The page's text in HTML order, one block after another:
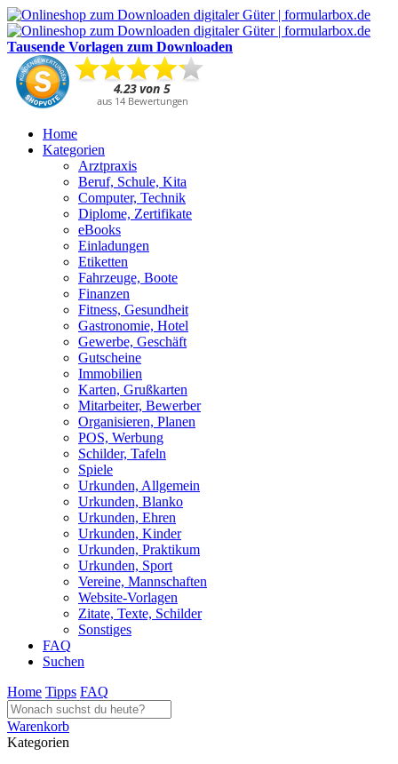
Tausende Vorlagen zum Downloaden
Home
Kategorien
Arztpraxis
Beruf, Schule, Kita
Computer, Technik
Diplome, Zertifikate
eBooks
Einladungen
Etiketten
Fahrzeuge, Boote
Finanzen
Fitness, Gesundheit
Gastronomie, Hotel
Gewerbe, Geschäft
Gutscheine
Immobilien
Karten, Grußkarten
Mitarbeiter, Bewerber
Organisieren, Planen
POS, Werbung
Schilder, Tafeln
Spiele
Urkunden, Allgemein
Urkunden, Blanko
Urkunden, Ehren
Urkunden, Kinder
Urkunden, Praktikum
Urkunden, Sport
Vereine, Mannschaften
Website-Vorlagen
Zitate, Texte, Schilder
Sonstiges
FAQ
Suchen
Home Tipps FAQ
Warenkorb
Kategorien